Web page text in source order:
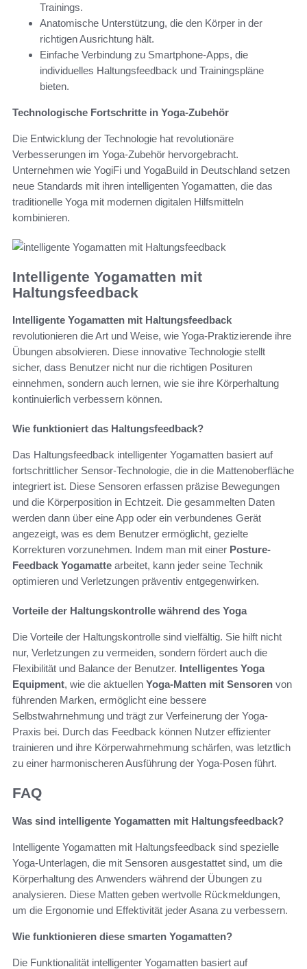
Trainings.
Anatomische Unterstützung, die den Körper in der
richtigen Ausrichtung hält.
Einfache Verbindung zu Smartphone-Apps, die
individuelles Haltungsfeedback und Trainingspläne
bieten.
Technologische Fortschritte in Yoga-Zubehör
Die Entwicklung der Technologie hat revolutionäre
Verbesserungen im Yoga-Zubehör hervorgebracht.
Unternehmen wie YogiFi und YogaBuild in Deutschland setzen
neue Standards mit ihren intelligenten Yogamatten, die das
traditionelle Yoga mit modernen digitalen Hilfsmitteln
kombinieren.
Intelligente Yogamatten mit
Haltungsfeedback
Intelligente Yogamatten mit Haltungsfeedback
revolutionieren die Art und Weise, wie Yoga-Praktizierende ihre
Übungen absolvieren. Diese innovative Technologie stellt
sicher, dass Benutzer nicht nur die richtigen Posituren
einnehmen, sondern auch lernen, wie sie ihre Körperhaltung
kontinuierlich verbessern können.
Wie funktioniert das Haltungsfeedback?
Das Haltungsfeedback intelligenter Yogamatten basiert auf
fortschrittlicher Sensor-Technologie, die in die Mattenoberfläche
integriert ist. Diese Sensoren erfassen präzise Bewegungen
und die Körperposition in Echtzeit. Die gesammelten Daten
werden dann über eine App oder ein verbundenes Gerät
angezeigt, was es dem Benutzer ermöglicht, gezielte
Korrekturen vorzunehmen. Indem man mit einer Posture-
Feedback Yogamatte arbeitet, kann jeder seine Technik
optimieren und Verletzungen präventiv entgegenwirken.
Vorteile der Haltungskontrolle während des Yoga
Die Vorteile der Haltungskontrolle sind vielfältig. Sie hilft nicht
nur, Verletzungen zu vermeiden, sondern fördert auch die
Flexibilität und Balance der Benutzer. Intelligentes Yoga
Equipment, wie die aktuellen Yoga-Matten mit Sensoren von
führenden Marken, ermöglicht eine bessere
Selbstwahrnehmung und trägt zur Verfeinerung der Yoga-
Praxis bei. Durch das Feedback können Nutzer effizienter
trainieren und ihre Körperwahrnehmung schärfen, was letztlich
zu einer harmonischeren Ausführung der Yoga-Posen führt.
FAQ
Was sind intelligente Yogamatten mit Haltungsfeedback?
Intelligente Yogamatten mit Haltungsfeedback sind spezielle
Yoga-Unterlagen, die mit Sensoren ausgestattet sind, um die
Körperhaltung des Anwenders während der Übungen zu
analysieren. Diese Matten geben wertvolle Rückmeldungen,
um die Ergonomie und Effektivität jeder Asana zu verbessern.
Wie funktionieren diese smarten Yogamatten?
Die Funktionalität intelligenter Yogamatten basiert auf